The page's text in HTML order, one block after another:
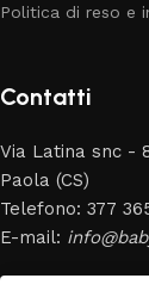
Politica di reso e
Contatti
Via Latina snc -
Paola (CS)
Telefono: 377
E-mail: